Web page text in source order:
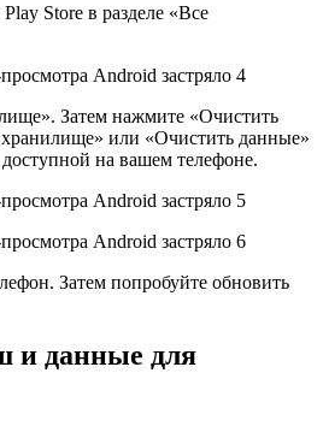
Store в разделе «Все
Затем нажмите «Очистить
или «Очистить данные»
на вашем телефоне.
Затем попробуйте обновить
и данные для